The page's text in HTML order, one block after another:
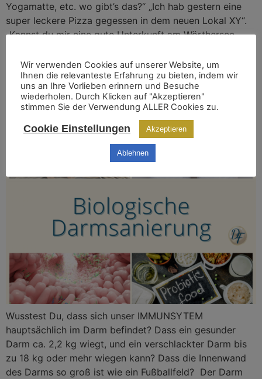
Yogamatte, etc. wo gibt’s das?“ „Ich hab gestern eine
super leckere Pizza gegessen in dem neuen Lokal XY“.
„Kannst du mir eine gute Unterkunft am Wörthersee
kaufen online, einige […]
Schon mal eine biologische Darmsanierung
gemacht?
Wusstest Du, dass sich unser IMMUNSYTEM
hauptsächlich im Darm befindet? Dass ein gesunder
Darm ca. 2,2 kg wiegt, und ein verschlackter Darm bis
zu 18 kg oder mehr wiegen kann? Dass die Innenwand
des Darms so groß ist wie ein Fußballfeld? Der Darm
Wir verwenden Cookies auf unserer Website, um
Ihnen die relevanteste Erfahrung zu bieten, indem wir
uns an Ihre Vorlieben erinnern und Besuche
wiederholen. Durch Klicken auf "Akzeptieren"
stimmen Sie der Verwendung ALLER Cookies zu.
Cookie Einstellungen Akzeptieren
Ablehnen